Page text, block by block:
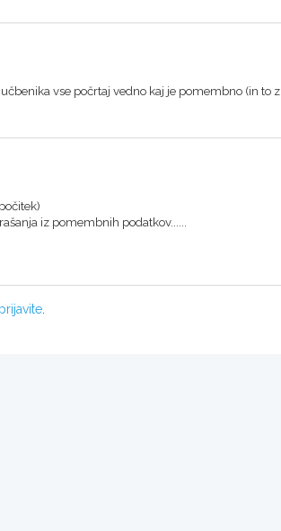
vse počrtaj vedno kaj je pomembno (in to z
iz pomembnih podatkov......
prijavite